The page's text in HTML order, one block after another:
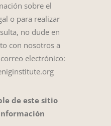
sobre el
o para realizar
no dude en
con nosotros a
electrónico:
de este sitio